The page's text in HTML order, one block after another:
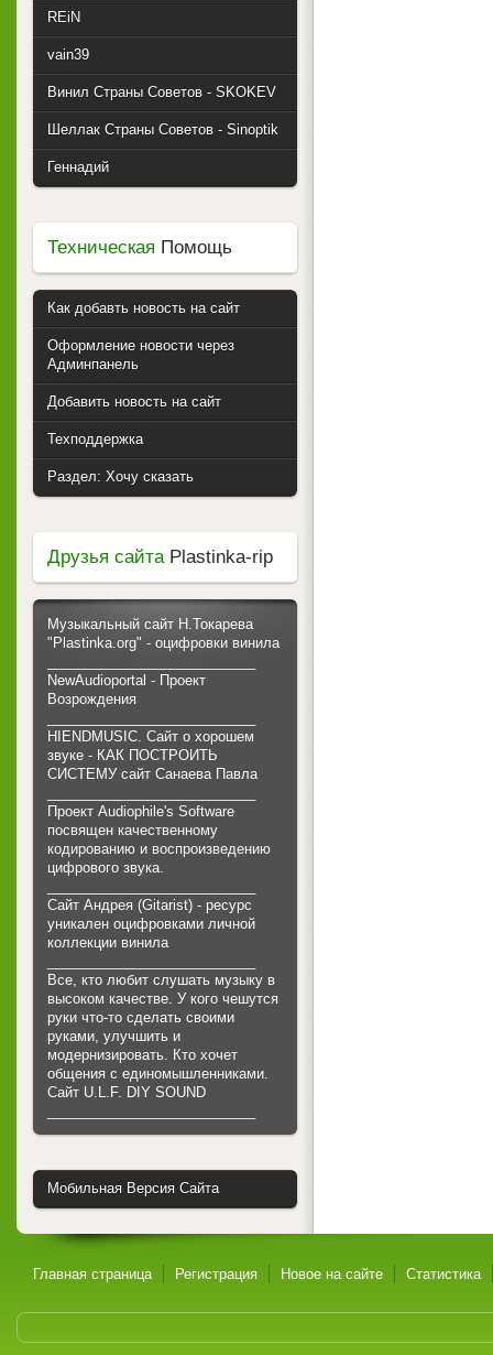
REiN
vain39
Винил Страны Советов - SKOKEV
Шеллак Страны Советов - Sinoptik
Геннадий
Техническая Помощь
Как добавть новость на сайт
Оформление новости через
Админпанель
Добавить новость на сайт
Техподдержка
Раздел: Хочу сказать
Друзья сайтаPlastinka-rip
Музыкальный сайт Н.Токарева
"Plastinka.org" - оцифровки винила
NewAudioportal - Проект
Возрождения
HIENDMUSIC. Сайт о хорошем
звуке - КАК ПОСТРОИТЬ
СИСТЕМУ сайт Санаева Павла
Проект Audiophile's Software
посвящен качественному
кодированию и воспроизведению
цифрового звука.
Сайт Андрея (Gitarist) - ресурс
уникален оцифровками личной
коллекции винила
Все, кто любит слушать музыку в
высоком качестве. У кого чешутся
руки что-то сделать своими
руками, улучшить и
модернизировать. Кто хочет
общения с единомышленниками.
Cайт U.L.F. DIY SOUND
Мобильная Версия Сайта
Главная страница Регистрация Новое на сайте Статистика